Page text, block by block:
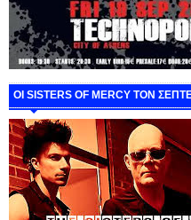
ΟΙ SISTERS OF MERCY ΤΟΝ